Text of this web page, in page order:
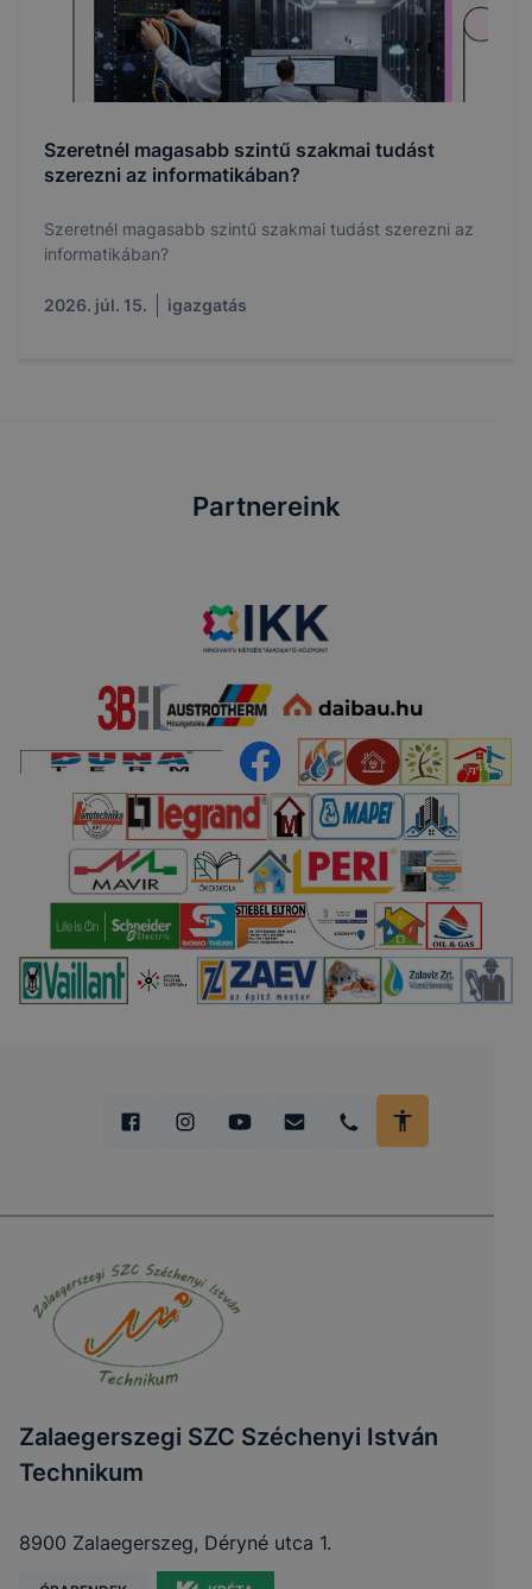
Szeretnél magasabb szintű szakmai tudást
szerezni az informatikában?
Szeretnél magasabb szintű szakmai tudást szerezni az
informatikában?
2026. júl. 15. igazgatás
Partnereink
Zalaegerszegi SZC Széchenyi István
Technikum
8900 Zalaegerszeg, Déryné utca 1.